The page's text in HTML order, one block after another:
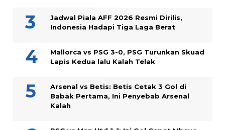
Jadwal Piala AFF 2026 Resmi Dirilis,
Indonesia Hadapi Tiga Laga Berat
Mallorca vs PSG 3-0, PSG Turunkan Skuad
Lapis Kedua lalu Kalah Telak
Arsenal vs Betis: Betis Cetak 3 Gol di
Babak Pertama, Ini Penyebab Arsenal
Kalah